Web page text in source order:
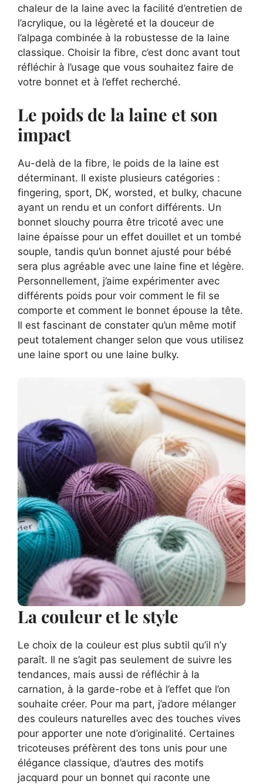
chaleur de la laine avec la facilité d’entretien de
l’acrylique, ou la légèreté et la douceur de
l’alpaga combinée à la robustesse de la laine
classique. Choisir la fibre, c’est donc avant tout
réfléchir à l’usage que vous souhaitez faire de
votre bonnet et à l’effet recherché.
Le poids de la laine et son
impact
Au-delà de la fibre, le poids de la laine est
déterminant. Il existe plusieurs catégories :
fingering, sport, DK, worsted, et bulky, chacune
ayant un rendu et un confort différents. Un
bonnet slouchy pourra être tricoté avec une
laine épaisse pour un effet douillet et un tombé
souple, tandis qu’un bonnet ajusté pour bébé
sera plus agréable avec une laine fine et légère.
Personnellement, j’aime expérimenter avec
différents poids pour voir comment le fil se
comporte et comment le bonnet épouse la tête.
Il est fascinant de constater qu’un même motif
peut totalement changer selon que vous utilisez
une laine sport ou une laine bulky.
La couleur et le style
Le choix de la couleur est plus subtil qu’il n’y
paraît. Il ne s’agit pas seulement de suivre les
tendances, mais aussi de réfléchir à la
carnation, à la garde-robe et à l’effet que l’on
souhaite créer. Pour ma part, j’adore mélanger
des couleurs naturelles avec des touches vives
pour apporter une note d’originalité. Certaines
tricoteuses préfèrent des tons unis pour une
élégance classique, d’autres des motifs
jacquard pour un bonnet qui raconte une